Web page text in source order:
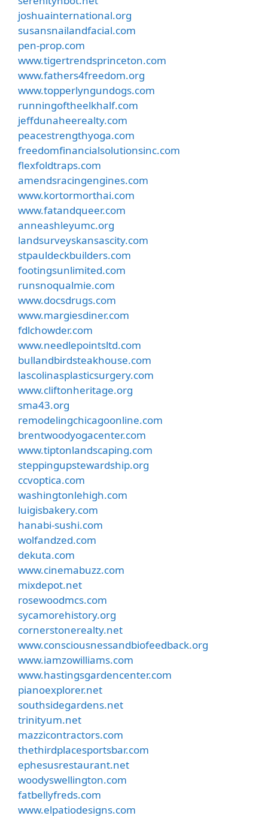
joshuainternational.org
susansnailandfacial.com
pen-prop.com
www.tigertrendsprinceton.com
www.fathers4freedom.org
www.topperlyngundogs.com
runningoftheelkhalf.com
jeffdunaheerealty.com
peacestrengthyoga.com
freedomfinancialsolutionsinc.com
flexfoldtraps.com
amendsracingengines.com
www.kortormorthai.com
www.fatandqueer.com
anneashleyumc.org
landsurveyskansascity.com
stpauldeckbuilders.com
footingsunlimited.com
runsnoqualmie.com
www.docsdrugs.com
www.margiesdiner.com
fdlchowder.com
www.needlepointsltd.com
bullandbirdsteakhouse.com
lascolinasplasticsurgery.com
www.cliftonheritage.org
sma43.org
remodelingchicagoonline.com
brentwoodyogacenter.com
www.tiptonlandscaping.com
steppingupstewardship.org
ccvoptica.com
washingtonlehigh.com
luigisbakery.com
hanabi-sushi.com
wolfandzed.com
dekuta.com
www.cinemabuzz.com
mixdepot.net
rosewoodmcs.com
sycamorehistory.org
cornerstonerealty.net
www.consciousnessandbiofeedback.org
www.iamzowilliams.com
www.hastingsgardencenter.com
pianoexplorer.net
southsidegardens.net
trinityum.net
mazzicontractors.com
thethirdplacesportsbar.com
ephesusrestaurant.net
woodyswellington.com
fatbellyfreds.com
www.elpatiodesigns.com